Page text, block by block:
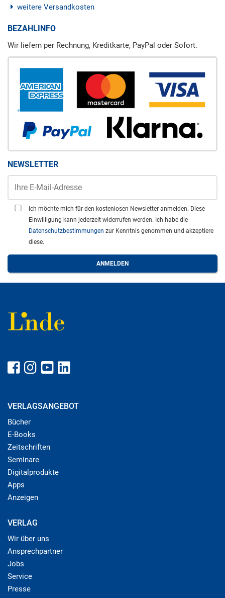
weitere Versandkosten
BEZAHLINFO
Wir liefern per Rechnung, Kreditkarte, PayPal oder Sofort.
NEWSLETTER
Ich möchte mich für den kostenlosen Newsletter anmelden. Diese
Einwilligung kann jederzeit widerrufen werden. Ich habe die
Datenschutzbestimmungen zur Kenntnis genommen und akzeptiere
diese.
VERLAGSANGEBOT
Bücher
E-Books
Zeitschriften
Seminare
Digitalprodukte
Apps
Anzeigen
VERLAG
Wir über uns
Ansprechpartner
Jobs
Service
Presse